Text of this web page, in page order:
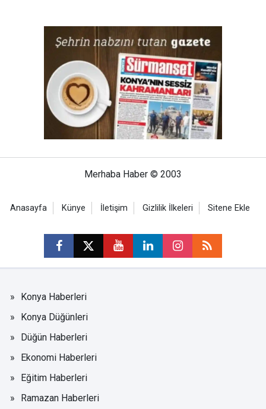
Merhaba Haber © 2003
Anasayfa Künye İletişim Gizlilik İlkeleri Sitene Ekle
Konya Haberleri
Konya Düğünleri
Düğün Haberleri
Ekonomi Haberleri
Eğitim Haberleri
Ramazan Haberleri